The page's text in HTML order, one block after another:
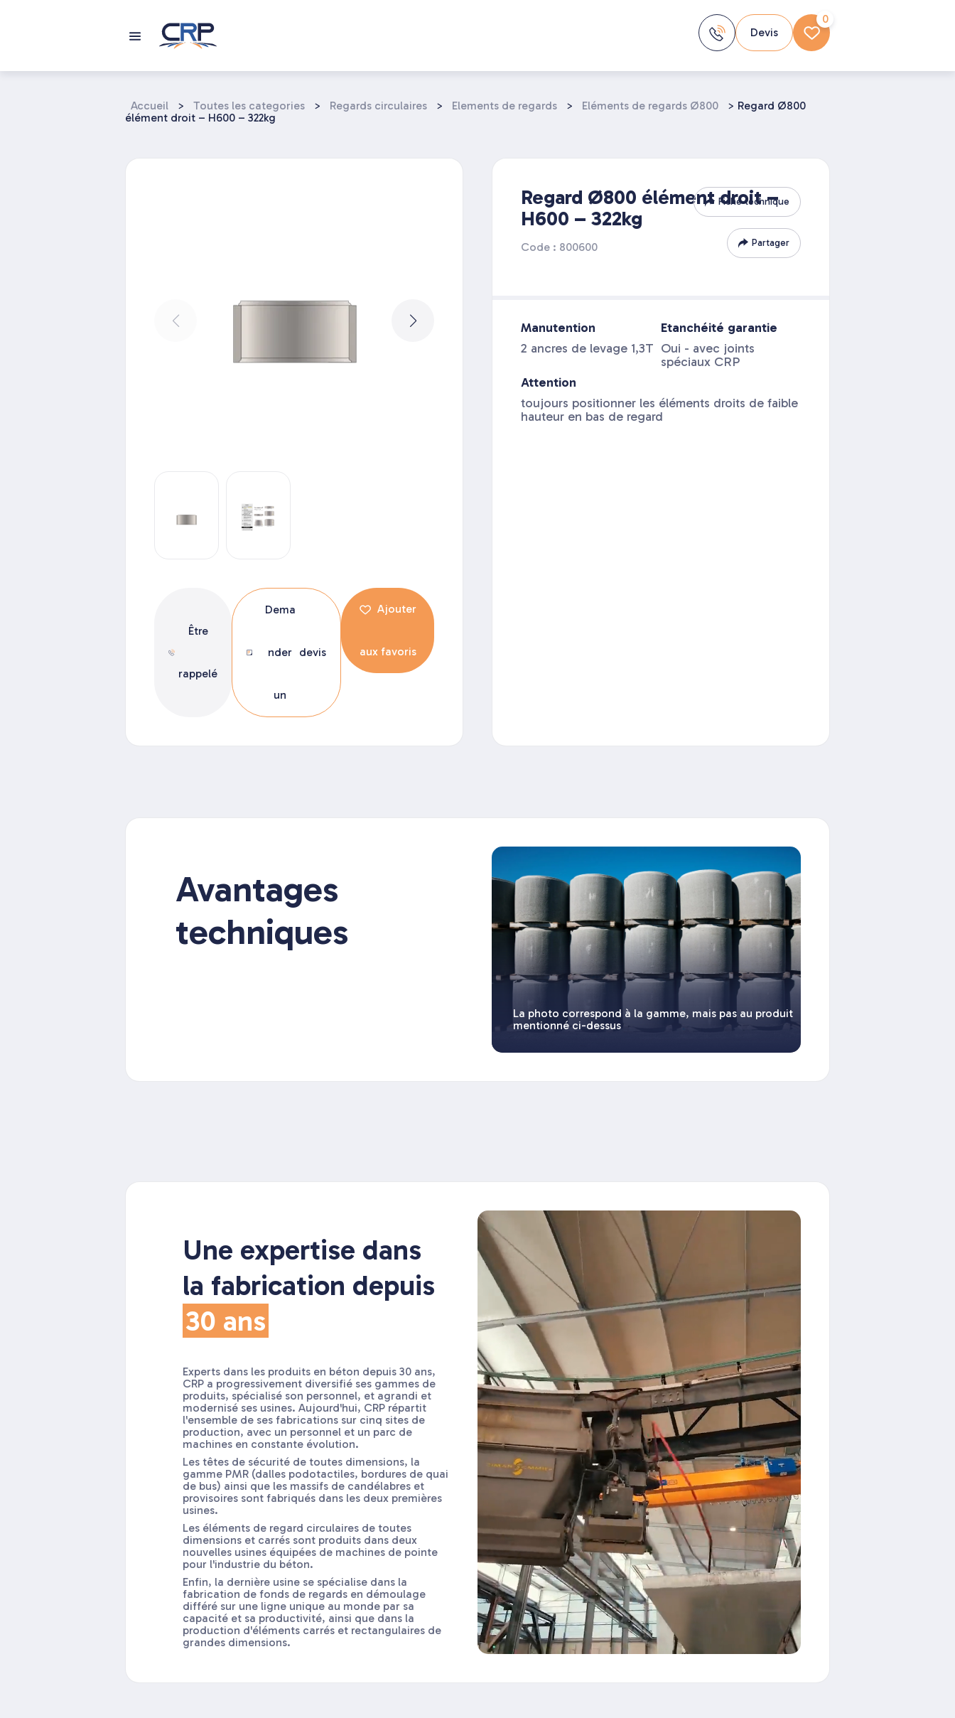
Devis
0
Accueil > Toutes les categories > Regards circulaires > Elements de regards > Eléments de regards Ø800 > Regard Ø800
élément droit – H600 – 322kg
Être
rappelé
Dema
nder
un
devis
Ajouter
aux favoris
Regard Ø800 élément droit –
H600 – 322kg
Code : 800600
Fiche technique
Partager
Manutention
2 ancres de levage 1,3T
Etanchéité garantie
Oui - avec joints
spéciaux CRP
Attention
toujours positionner les éléments droits de faible
hauteur en bas de regard
Avantages
techniques
La photo correspond à la gamme, mais pas au produit
mentionné ci-dessus
Une expertise dans
la fabrication depuis
30 ans
Experts dans les produits en béton depuis 30 ans,
CRP a progressivement diversifié ses gammes de
produits, spécialisé son personnel, et agrandi et
modernisé ses usines. Aujourd'hui, CRP répartit
l'ensemble de ses fabrications sur cinq sites de
production, avec un personnel et un parc de
machines en constante évolution.
Les têtes de sécurité de toutes dimensions, la
gamme PMR (dalles podotactiles, bordures de quai
de bus) ainsi que les massifs de candélabres et
provisoires sont fabriqués dans les deux premières
usines.
Les éléments de regard circulaires de toutes
dimensions et carrés sont produits dans deux
nouvelles usines équipées de machines de pointe
pour l'industrie du béton.
Enfin, la dernière usine se spécialise dans la
fabrication de fonds de regards en démoulage
différé sur une ligne unique au monde par sa
capacité et sa productivité, ainsi que dans la
production d'éléments carrés et rectangulaires de
grandes dimensions.